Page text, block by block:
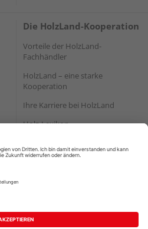
Die HolzLand-Kooperation
Vorteile der HolzLand-
Fachhändler
HolzLand – eine starke
Kooperation
Ihre Karriere bei HolzLand
Holz-Lexikon
Nutzungsbedingungen